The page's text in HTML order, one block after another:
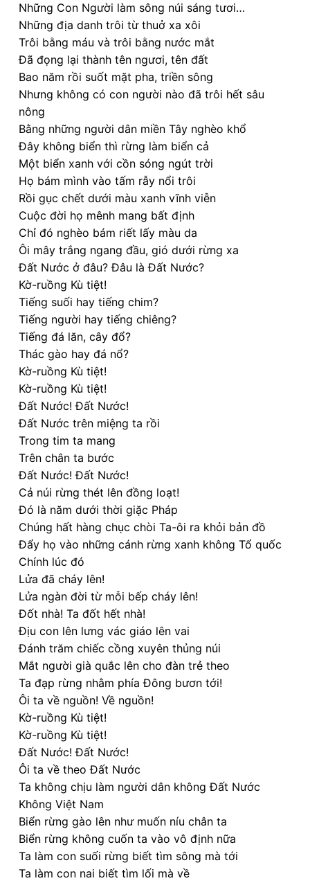
Những Con Người làm sông núi sáng tươi…
Những địa danh trôi từ thuở xa xôi
Trôi bằng máu và trôi bằng nước mắt
Đã đọng lại thành tên ngươi, tên đất
Bao năm rồi suốt mặt pha, triền sông
Nhưng không có con người nào đã trôi hết sâu
nông
Bằng những người dân miền Tây nghèo khổ
Đây không biển thì rừng làm biển cả
Một biển xanh với cồn sóng ngút trời
Họ bám mình vào tấm rẫy nổi trôi
Rồi gục chết dưới màu xanh vĩnh viễn
Cuộc đời họ mênh mang bất định
Chỉ đó nghèo bám riết lấy màu da
Ôi mây trắng ngang đầu, gió dưới rừng xa
Đất Nước ở đâu? Đâu là Đất Nước?
Kờ-ruồng Kù tiệt!
Tiếng suối hay tiếng chim?
Tiếng người hay tiếng chiêng?
Tiếng đá lăn, cây đổ?
Thác gào hay đá nổ?
Kờ-ruồng Kù tiệt!
Kờ-ruồng Kù tiệt!
Đất Nước! Đất Nước!
Đất Nước trên miệng ta rồi
Trong tim ta mang
Trên chân ta bước
Đất Nước! Đất Nước!
Cả núi rừng thét lên đồng loạt!
Đó là năm dưới thời giặc Pháp
Chúng hất hàng chục chòi Ta-ôi ra khỏi bản đồ
Đẩy họ vào những cánh rừng xanh không Tổ quốc
Chính lúc đó
Lửa đã cháy lên!
Lửa ngàn đời từ mỗi bếp cháy lên!
Đốt nhà! Ta đốt hết nhà!
Địu con lên lưng vác giáo lên vai
Đánh trăm chiếc cồng xuyên thủng núi
Mắt người già quắc lên cho đàn trẻ theo
Ta đạp rừng nhằm phía Đông bươn tới!
Ôi ta về nguồn! Về nguồn!
Kờ-ruồng Kù tiệt!
Kờ-ruồng Kù tiệt!
Đất Nước! Đất Nước!
Ôi ta về theo Đất Nước
Ta không chịu làm người dân không Đất Nước
Không Việt Nam
Biển rừng gào lên như muốn níu chân ta
Biển rừng không cuốn ta vào vô định nữa
Ta làm con suối rừng biết tìm sông mà tới
Ta làm con nai biết tìm lối mà về